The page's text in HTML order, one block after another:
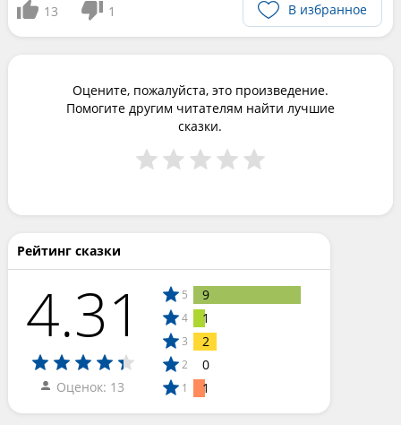
13 1 В избранное
Оцените, пожалуйста, это произведение.
Помогите другим читателям найти лучшие
сказки.
Рейтинг сказки
4.31
Оценок: 13
5 9
4 1
3 2
2 0
1 1